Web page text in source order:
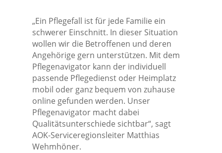
„Ein Pflegefall ist für jede Familie ein
schwerer Einschnitt. In dieser Situation
wollen wir die Betroffenen und deren
Angehörige gern unterstützen. Mit dem
Pflegenavigator kann der individuell
passende Pflegedienst oder Heimplatz
mobil oder ganz bequem von zuhause
online gefunden werden. Unser
Pflegenavigator macht dabei
Qualitätsunterschiede sichtbar“, sagt
AOK-Serviceregionsleiter Matthias
Wehmhöner.